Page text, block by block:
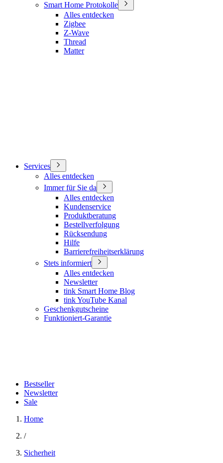
Smart Home Protokolle
Alles entdecken
Zigbee
Z-Wave
Thread
Matter
Services
Alles entdecken
Immer für Sie da
Alles entdecken
Kundenservice
Produktberatung
Bestellverfolgung
Rücksendung
Hilfe
Barrierefreiheitserklärung
Stets informiert
Alles entdecken
Newsletter
tink Smart Home Blog
tink YouTube Kanal
Geschenkgutscheine
Funktioniert-Garantie
Bestseller
Newsletter
Sale
Home
/
Sicherheit